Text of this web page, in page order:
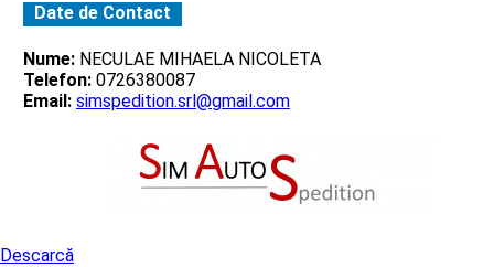
Date de Contact
Nume: NECULAE MIHAELA NICOLETA
Telefon: 0726380087
Email: simspedition.srl@gmail.com
Descarcă